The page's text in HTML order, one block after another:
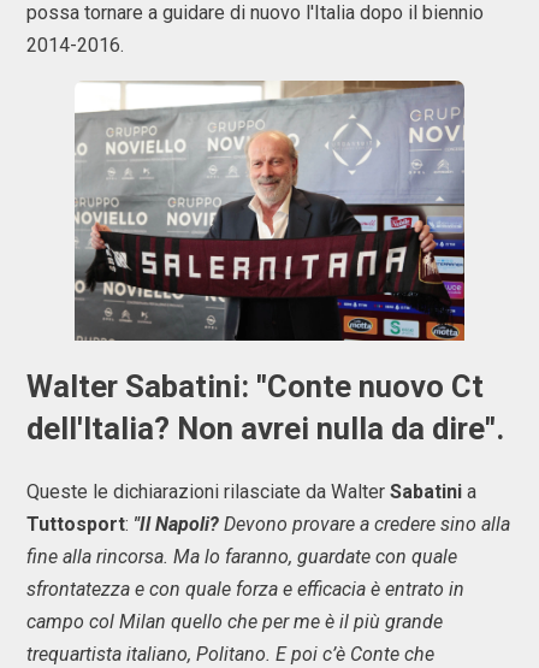
possa tornare a guidare di nuovo l'Italia dopo il biennio
2014-2016.
Walter Sabatini: "Conte nuovo Ct
dell'Italia? Non avrei nulla da dire".
Queste le dichiarazioni rilasciate da Walter Sabatini a
Tuttosport: "Il Napoli? Devono provare a credere sino alla
fine alla rincorsa. Ma lo faranno, guardate con quale
sfrontatezza e con quale forza e efficacia è entrato in
campo col Milan quello che per me è il più grande
trequartista italiano, Politano. E poi c’è Conte che